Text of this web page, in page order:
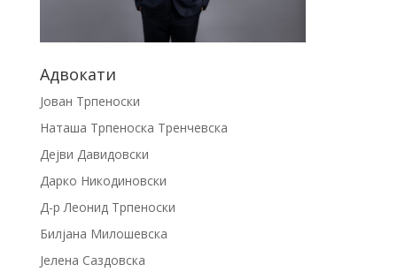
Адвокати
Јован Трпеноски
Наташа Трпеноска Тренчевска
Дејви Давидовски
Дарко Никодиновски
Д-р Леонид Трпеноски
Билјана Милошевска
Јелена Саздовска